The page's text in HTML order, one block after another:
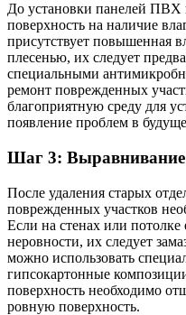
До установки панелей ПВХ
поверхность на наличие
присутствует повышенная
плесенью, их следует
специальными
ремонт поврежденных
благоприятную среду для
появление проблем в
Шаг 3: Выравнивание
После удаления старых
поврежденных участков
Если на стенах или
неровности, их следует
можно использовать
гипсокартонные
поверхность необходимо
ровную поверхность.